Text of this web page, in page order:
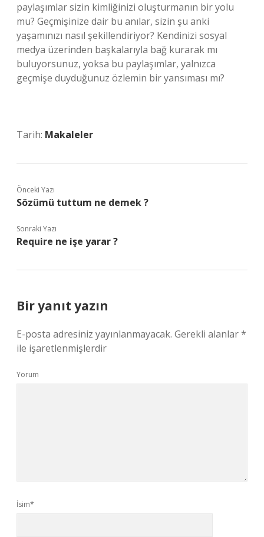
paylaşımlar sizin kimliğinizi oluşturmanın bir yolu
mu? Geçmişinize dair bu anılar, sizin şu anki
yaşamınızı nasıl şekillendiriyor? Kendinizi sosyal
medya üzerinden başkalarıyla bağ kurarak mı
buluyorsunuz, yoksa bu paylaşımlar, yalnızca
geçmişe duyduğunuz özlemin bir yansıması mı?
Tarih: Makaleler
Önceki Yazı
Sözümü tuttum ne demek ?
Sonraki Yazı
Require ne işe yarar ?
Bir yanıt yazın
E-posta adresiniz yayınlanmayacak. Gerekli alanlar*
ile işaretlenmişlerdir
Yorum
İsim*